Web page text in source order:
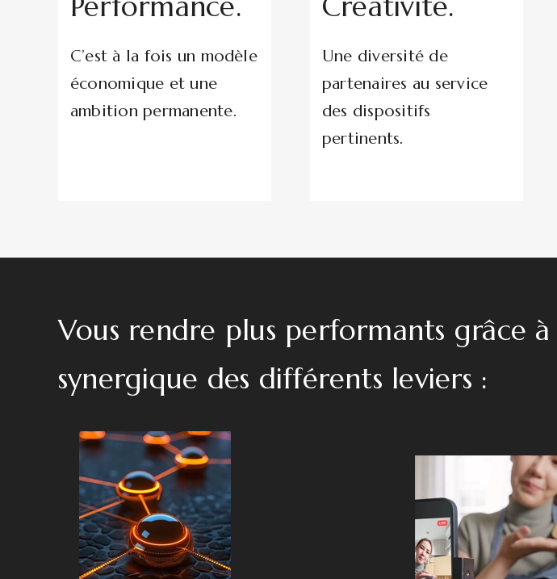
C’est à la fois un modèle
économique et une
ambition permanente.
Une diversité de
partenaires au service
des dispositifs
pertinents.
Vous rendre plus performants grâce
synergique des différents leviers :